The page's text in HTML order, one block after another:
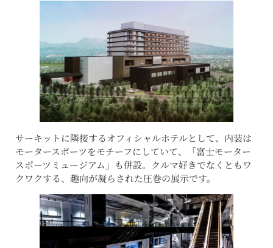
サーキットに隣接するオフィシャルホテルとして、内装は
モータースポーツをモチーフにしていて、「富士モーター
スポーツミュージアム」も併設。クルマ好きでなくともワ
クワクする、趣向が凝らされた圧巻の展示です。